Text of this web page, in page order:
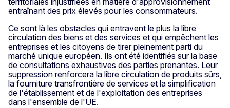
entraînant des prix élevés pour les consommateurs.
Ce sont là les obstacles qui entravent le plus la libre
circulation des biens et des services et qui empêchent les
entreprises et les citoyens de tirer pleinement parti du
marché unique européen. Ils ont été identifiés sur la base
de consultations exhaustives des parties prenantes. Leur
suppression renforcera la libre circulation de produits sûrs,
la fourniture transfrontière de services et la simplification
de l'établissement et de l'exploitation des entreprises
dans l'ensemble de l'UE.